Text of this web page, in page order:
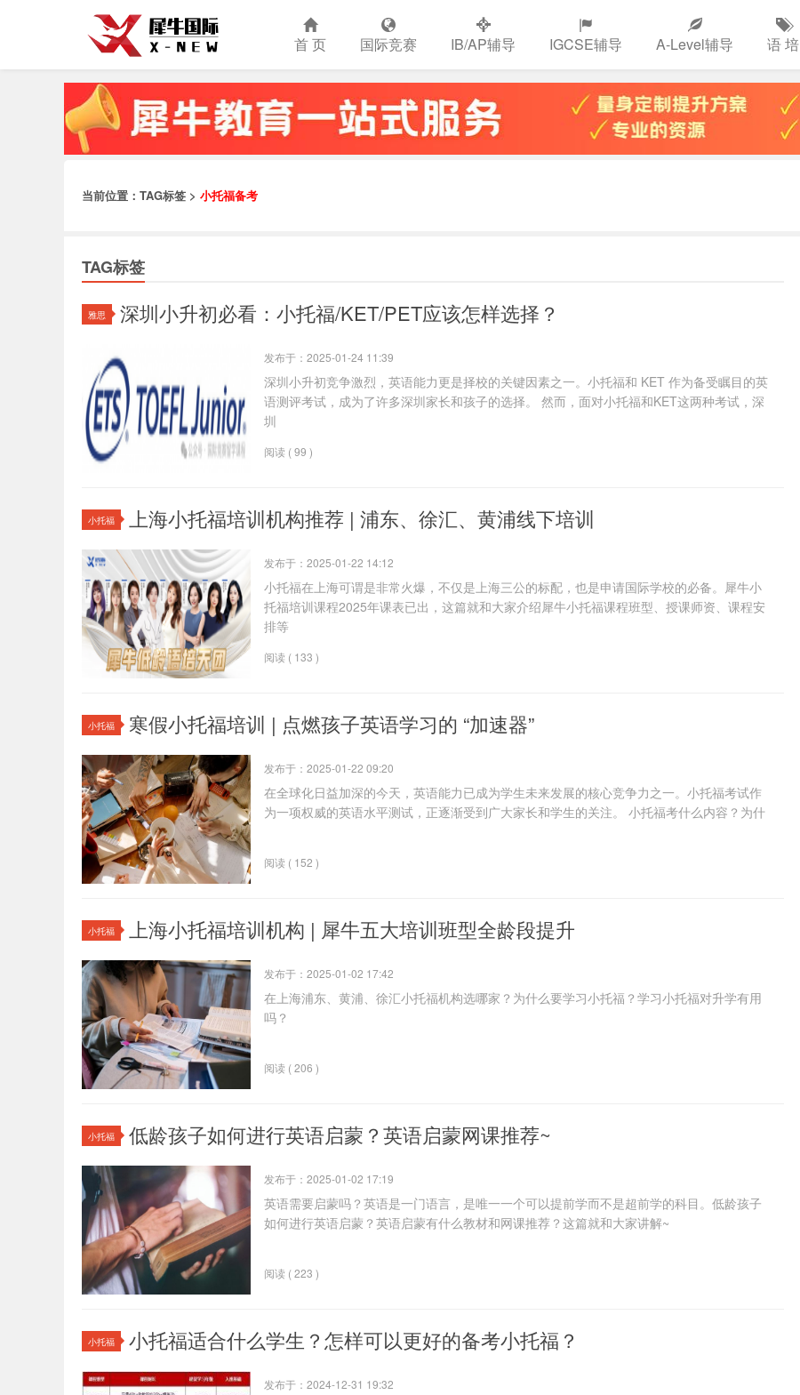
首 页 国际竞赛 IB/AP辅导 IGCSE辅导 A-Level辅导 语 培
当前位置：TAG标签 > 小托福备考
TAG标签
雅思 深圳小升初必看：小托福/KET/PET应该怎样选择？
发布于：2025-01-24 11:39
深圳小升初竞争激烈，英语能力更是择校的关键因素之一。小托福和 KET 作为备受瞩目的英
语测评考试，成为了许多深圳家长和孩子的选择。 然而，面对小托福和KET这两种考试，深
圳
阅读 ( 99 )
小托福 上海小托福培训机构推荐 | 浦东、徐汇、黄浦线下培训
发布于：2025-01-22 14:12
小托福在上海可谓是非常火爆，不仅是上海三公的标配，也是申请国际学校的必备。犀牛小
托福培训课程2025年课表已出，这篇就和大家介绍犀牛小托福课程班型、授课师资、课程安
排等
阅读 ( 133 )
小托福 寒假小托福培训 | 点燃孩子英语学习的 “加速器”
发布于：2025-01-22 09:20
在全球化日益加深的今天，英语能力已成为学生未来发展的核心竞争力之一。小托福考试作
为一项权威的英语水平测试，正逐渐受到广大家长和学生的关注。 小托福考什么内容？为什
阅读 ( 152 )
小托福 上海小托福培训机构 | 犀牛五大培训班型全龄段提升
发布于：2025-01-02 17:42
在上海浦东、黄浦、徐汇小托福机构选哪家？为什么要学习小托福？学习小托福对升学有用
吗？
阅读 ( 206 )
小托福 低龄孩子如何进行英语启蒙？英语启蒙网课推荐~
发布于：2025-01-02 17:19
英语需要启蒙吗？英语是一门语言，是唯一一个可以提前学而不是超前学的科目。低龄孩子
如何进行英语启蒙？英语启蒙有什么教材和网课推荐？这篇就和大家讲解~
阅读 ( 223 )
小托福 小托福适合什么学生？怎样可以更好的备考小托福？
发布于：2024-12-31 19:32